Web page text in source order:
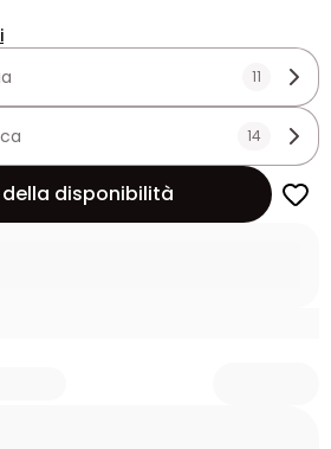
11
14
disponibilità